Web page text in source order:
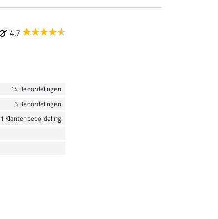
4.7
14 Beoordelingen
5 Beoordelingen
1 Klantenbeoordeling